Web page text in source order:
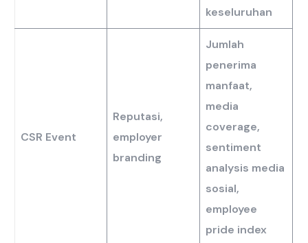
keseluruhan
CSR Event
Reputasi,
employer
branding
Jumlah
penerima
manfaat,
media
coverage,
sentiment
analysis media
sosial,
employee
pride index